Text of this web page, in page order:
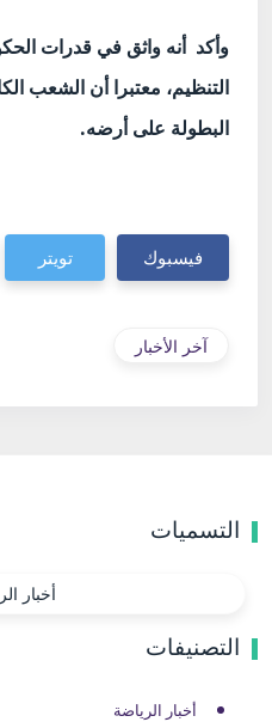
وأكد أنه واثق في قدرات
التنظيم، معتبرا أن الشعب
البطولة على أرضه.
فيسبوك تويتر
آخر الأخبار
التسميات
أخبار
التصنيفات
أخبار الرياضة